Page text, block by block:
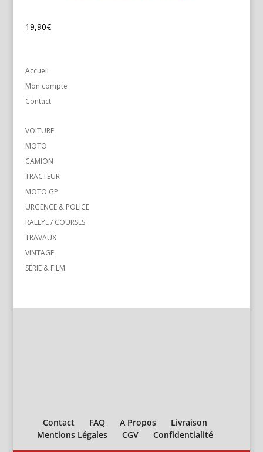
19,90€
Accueil
Mon compte
Contact
VOITURE
MOTO
CAMION
TRACTEUR
MOTO GP
URGENCE & POLICE
RALLYE / COURSES
TRAVAUX
VINTAGE
SÉRIE & FILM
Contact FAQ A Propos
Livraison
Mentions Légales
CGV Confidentialité